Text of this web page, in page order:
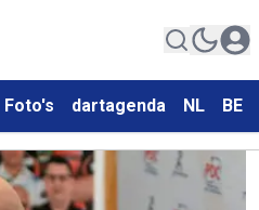
Foto's dartagenda NL BE